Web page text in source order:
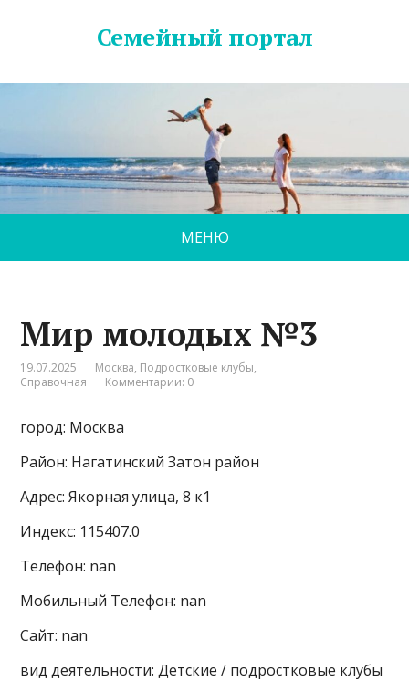
Семейный портал
МЕНЮ
Мир молодых №3
19.07.2025 Москва, Подростковые клубы,
Справочная
Комментарии: 0
город: Москва
Район: Нагатинский Затон район
Адрес: Якорная улица, 8 к1
Индекс: 115407.0
Телефон: nan
Мобильный Телефон: nan
Сайт: nan
вид деятельности: Детские / подростковые клубы